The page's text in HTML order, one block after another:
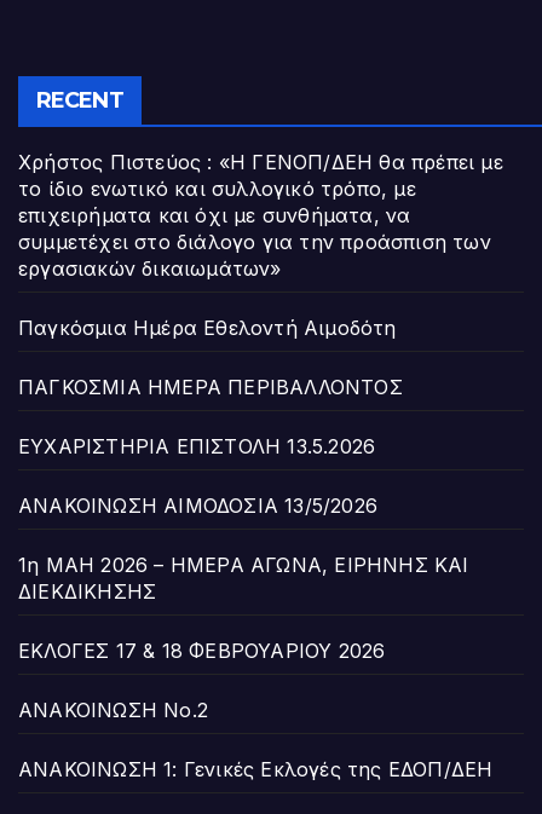
RECENT
Χρήστος Πιστεύος : «Η ΓΕΝΟΠ/ΔΕΗ θα πρέπει με
το ίδιο ενωτικό και συλλογικό τρόπο, με
επιχειρήματα και όχι με συνθήματα, να
συμμετέχει στο διάλογο για την προάσπιση των
εργασιακών δικαιωμάτων»
Παγκόσμια Ημέρα Εθελοντή Αιμοδότη
ΠΑΓΚΟΣΜΙΑ ΗΜΕΡΑ ΠΕΡΙΒΑΛΛΟΝΤΟΣ
ΕΥΧΑΡΙΣΤΗΡΙΑ ΕΠΙΣΤΟΛΗ 13.5.2026
ΑΝΑΚΟΙΝΩΣΗ ΑΙΜΟΔΟΣΙΑ 13/5/2026
1η ΜΑΗ 2026 – ΗΜΕΡΑ ΑΓΩΝΑ, ΕΙΡΗΝΗΣ ΚΑΙ
ΔΙΕΚΔΙΚΗΣΗΣ
ΕΚΛΟΓΕΣ 17 & 18 ΦΕΒΡΟΥΑΡΙΟΥ 2026
ΑΝΑΚΟΙΝΩΣΗ Νο.2
ΑΝΑΚΟΙΝΩΣΗ 1: Γενικές Εκλογές της ΕΔΟΠ/ΔΕΗ